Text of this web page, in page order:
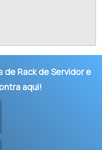
Rack de Servidor e
aqui!